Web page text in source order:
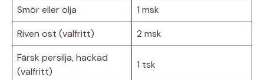
Smör eller olja
1 msk
Riven ost (valfritt)
2 msk
Färsk persilja, hackad
(valfritt)
1 tsk